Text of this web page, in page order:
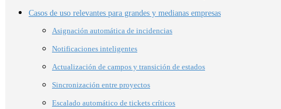
Casos de uso relevantes para grandes y medianas empresas
Asignación automática de incidencias
Notificaciones inteligentes
Actualización de campos y transición de estados
Sincronización entre proyectos
Escalado automático de tickets críticos